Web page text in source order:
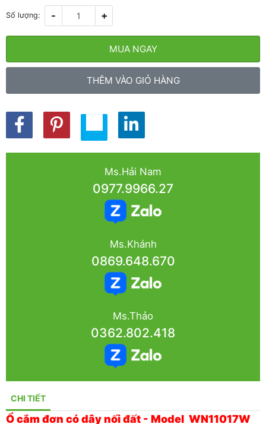
Số lượng: - +
MUA NGAY
THÊM VÀO GIỎ HÀNG
Ms.Hải Nam
0977.9966.27
Ms.Khánh
0869.648.670
Ms.Thảo
0362.802.418
CHI TIẾT
Ổ cắm đơn có dây nối đất - Model WN11017W